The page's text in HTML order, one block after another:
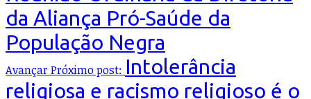
da Aliança Pró-Saúde da
População Negra
AvançarPróximo post: Intolerância
religiosa e racismo religioso é o